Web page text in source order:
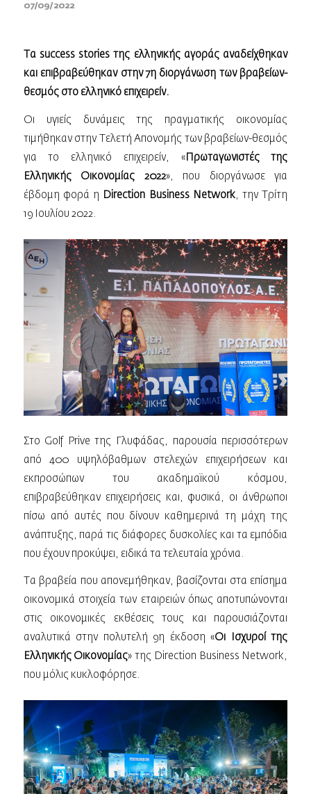
07/09/2022
Τα success stories της ελληνικής αγοράς αναδείχθηκαν
και επιβραβεύθηκαν στην 7η διοργάνωση των βραβείων-
θεσμός στο ελληνικό επιχειρείν.
Οι υγιείς δυνάμεις της πραγματικής οικονομίας
τιμήθηκαν στην Τελετή Απονομής των βραβείων-θεσμός
για το ελληνικό επιχειρείν, «Πρωταγωνιστές της
Ελληνικής Οικονομίας 2022», που διοργάνωσε για
έβδομη φορά η Direction Business Network, την Τρίτη
19 Ιουλίου 2022.
Στο Golf Prive της Γλυφάδας, παρουσία περισσότερων
από 400 υψηλόβαθμων στελεχών επιχειρήσεων και
εκπροσώπων του ακαδημαϊκού κόσμου,
επιβραβεύθηκαν επιχειρήσεις και, φυσικά, οι άνθρωποι
πίσω από αυτές που δίνουν καθημερινά τη μάχη της
ανάπτυξης, παρά τις διάφορες δυσκολίες και τα εμπόδια
που έχουν προκύψει, ειδικά τα τελευταία χρόνια.
Τα βραβεία που απονεμήθηκαν, βασίζονται στα επίσημα
οικονομικά στοιχεία των εταιρειών όπως αποτυπώνονται
στις οικονομικές εκθέσεις τους και παρουσιάζονται
αναλυτικά στην πολυτελή 9η έκδοση «Οι Ισχυροί της
Ελληνικής Οικονομίας» της Direction Βusiness Network,
που μόλις κυκλοφόρησε.